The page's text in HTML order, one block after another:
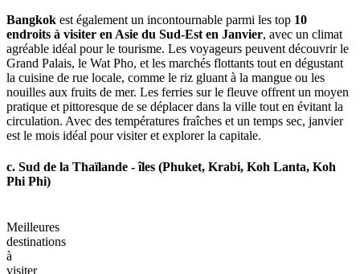
Bangkok est également un incontournable parmi les top 10
endroits à visiter en Asie du Sud-Est en Janvier, avec un climat
agréable idéal pour le tourisme. Les voyageurs peuvent découvrir le
Grand Palais, le Wat Pho, et les marchés flottants tout en dégustant
la cuisine de rue locale, comme le riz gluant à la mangue ou les
nouilles aux fruits de mer. Les ferries sur le fleuve offrent un moyen
pratique et pittoresque de se déplacer dans la ville tout en évitant la
circulation. Avec des températures fraîches et un temps sec, janvier
est le mois idéal pour visiter et explorer la capitale.
c. Sud de la Thaïlande - îles (Phuket, Krabi, Koh Lanta, Koh
Phi Phi)